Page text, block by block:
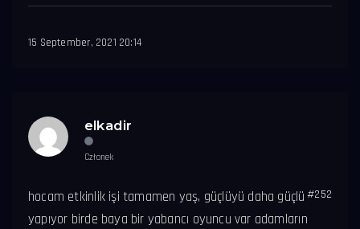
15 September, 2021 20:14
elkadir
Członek
#252
hocam etkinlik işi tamamen yaş, güçlüyü daha güçlü
yapıyor birde baya bir yabancı oyuncu var adamların